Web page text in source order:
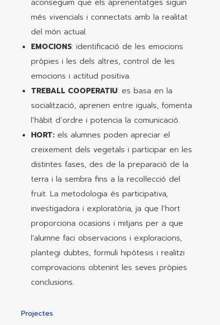
aconseguim que els aprenentatges siguin
més vivencials i connectats amb la realitat
del món actual.
EMOCIONS: identificació de les emocions
pròpies i les dels altres, control de les
emocions i actitud positiva.
TREBALL COOPERATIU: es basa en la
socialització, aprenen entre iguals, fomenta
l’hàbit d’ordre i potencia la comunicació.
HORT:els alumnes poden apreciar el
creixement dels vegetals i participar en les
distintes fases, des de la preparació de la
terra i la sembra fins a la recol·lecció del
fruit. La metodologia és participativa,
investigadora i exploratòria, ja que l’hort
proporciona ocasions i mitjans per a que
l’alumne faci observacions i exploracions,
plantegi dubtes, formuli hipòtesis i realitzi
comprovacions obtenint les seves pròpies
conclusions.
Projectes